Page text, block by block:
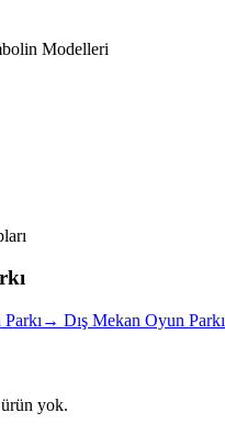
Modelleri
→ Dış Mekan Oyun Parkı
yok.